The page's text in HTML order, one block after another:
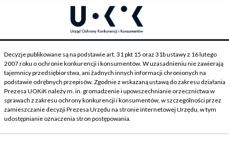
Decyzje publikowane są na podstawie art. 31 pkt 15 oraz 31b ustawy z 16 lutego
2007 roku o ochronie konkurencji i konsumentów. W uzasadnieniu nie zawierają
tajemnicy przedsiębiorstwa, ani żadnych innych informacji chronionych na
podstawie odrębnych przepisów. Zgodnie z wskazaną ustawą do zakresu działania
Prezesa UOKiK należy m. in. gromadzenie i upowszechnianie orzecznictwa w
sprawach z zakresu ochrony konkurencji i konsumentów, w szczególności przez
zamieszczanie decyzji Prezesa Urzędu na stronie internetowej Urzędu, w tym
udostępnianie oznaczenia stron postępowania.